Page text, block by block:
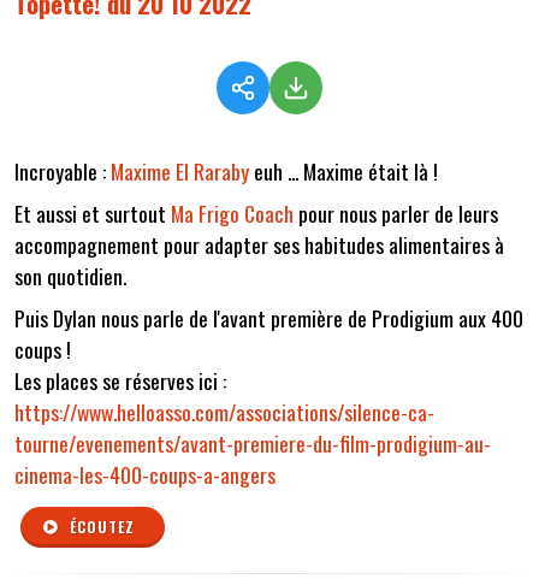
Incroyable :Maxime El Rarabyeuh ... Maxime était là !
Et aussi et surtout Ma Frigo Coach pour nous parler de leurs
accompagnement pour adapter ses habitudes alimentaires à
son quotidien.
Puis Dylan nous parle de l'avant première de Prodigium aux 400
coups !
Les places se réserves ici :
https://www.helloasso.com/associations/silence-ca-
tourne/evenements/avant-premiere-du-film-prodigium-au-
cinema-les-400-coups-a-angers
ÉCOUTEZ